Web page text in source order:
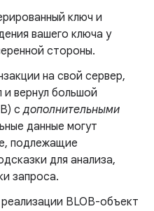
ключ и
вашего ключа у
стороны.
на свой сервер,
и вернул большой
сдополнительными
данные могут
подлежащие
для анализа,
запроса.
BLOB-объект